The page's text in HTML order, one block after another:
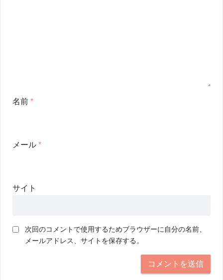
名前 *
メール *
サイト
次回のコメントで使用するためブラウザーに自分の名前、
メールアドレス、サイトを保存する。